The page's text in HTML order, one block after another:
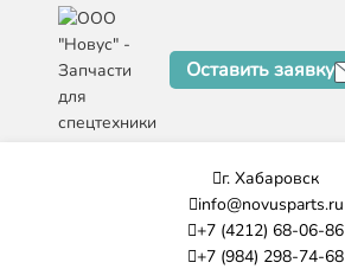
Оставить заявку
г. Хабаровск
info@novusparts.ru
+7 (4212) 68-06-86
+7 (984) 298-74-68